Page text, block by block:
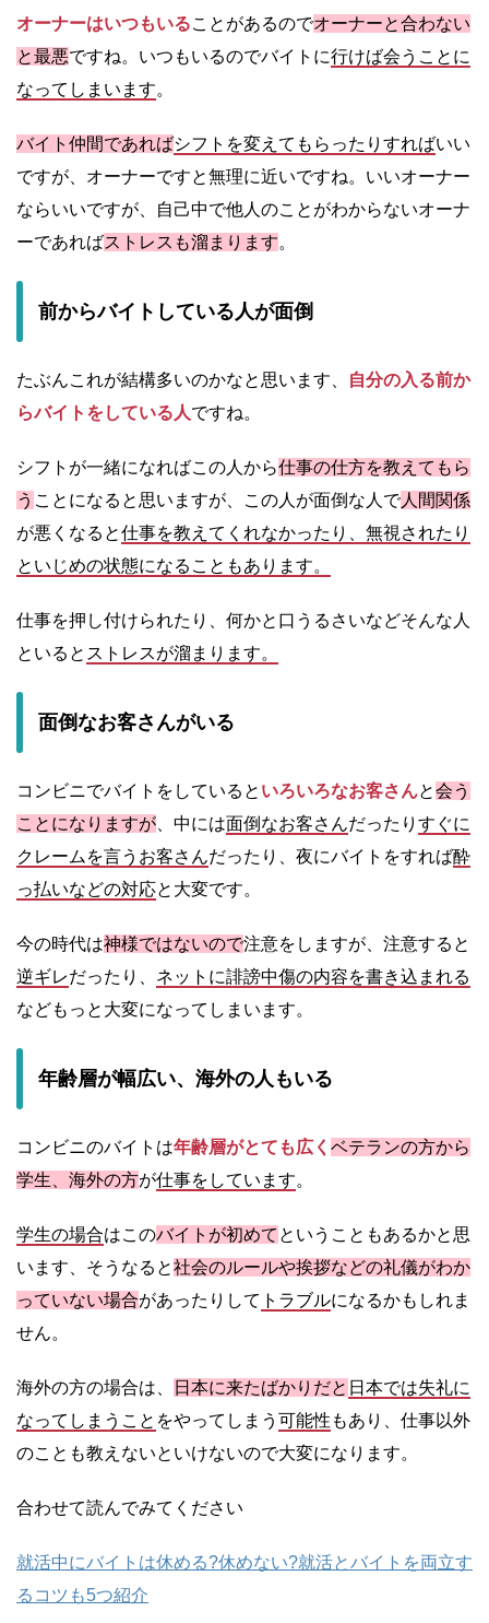
オーナーはいつもいることがあるのでオーナーと合わない
と最悪ですね。いつもいるのでバイトに行けば会うことに
なってしまいます。
バイト仲間であればシフトを変えてもらったりすればいい
ですが、オーナーですと無理に近いですね。いいオーナー
ならいいですが、自己中で他人のことがわからないオーナ
ーであればストレスも溜まります。
前からバイトしている人が面倒
たぶんこれが結構多いのかなと思います、
自分の入る前か
らバイトをしている人ですね。
シフトが一緒になればこの人から仕事の仕方を教えてもら
う ことになると思いますが、この人が面倒な人で人間関係
が悪くなると仕事を教えてくれなかったり、無視されたり
といじめの状態になることもあります。
仕事を押し付けられたり、何かと口うるさいなどそんな人
といると ストレスが溜まります。
面倒なお客さんがいる
コンビニでバイトをしていると いろいろなお客さんと会う
ことになりますが 、中には面倒なお客さんだったり すぐに
クレームを言うお客さんだったり、夜にバイトをすれば酔
っ払いなどの対応と大変です。
今の時代は神様ではないので注意をしますが、注意すると
逆ギレだったり、 ネットに誹謗中傷の内容を書き込まれる
などもっと大変になってしまいます。
年齢層が幅広い、海外の人もいる
コンビニのバイトは年齢層がとても広く ベテランの方から
学生、海外の方が仕事をしています。
学生の場合はこのバイトが初めて ということもあるかと思
います、そうなると社会のルールや挨拶などの礼儀がわか
っていない場合があったりして トラブルになるかもしれま
せん。
海外の方の場合は、 日本に来たばかりだと 日本では失礼に
なってしまうこと をやってしまう 可能性 もあり、仕事以外
のことも教えないといけないので大変になります。
合わせて読んでみてください
就活中にバイトは休める?休めない?就活とバイトを両立す
るコツも5つ紹介